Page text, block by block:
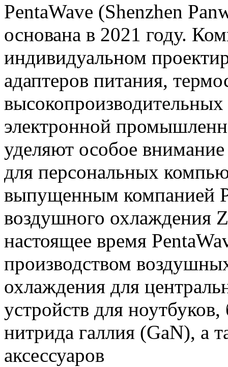
PentaWave (Shenzhen
основана в 2021 году.
индивидуальном
адаптеров питания,
электронной
уделяют особое
для персональных
выпущенным компанией
воздушного охлаждения
настоящее время
производством
охлаждения для
устройств для
нитрида галлия (GaN), а
аксессуаров